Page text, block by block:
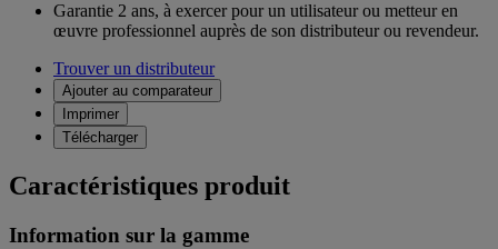
Garantie 2 ans, à exercer pour un utilisateur ou metteur en
œuvre professionnel auprès de son distributeur ou revendeur.
Trouver un distributeur
Ajouter au comparateur
Imprimer
Télécharger
Caractéristiques produit
Information sur la gamme